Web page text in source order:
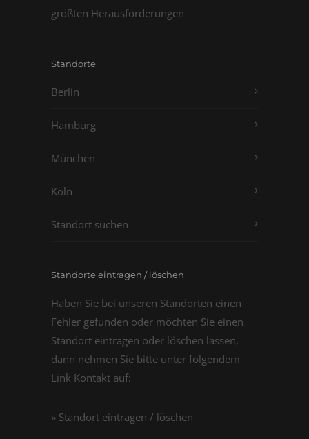
größten Herausforderungen
Standorte
Berlin
Hamburg
München
Köln
Standort suchen
Standorte eintragen / löschen
Haben Sie bei unseren Standorten einen
Fehler gefunden oder möchten Sie einen
Standort eintragen oder löschen lassen,
dann nehmen Sie bitte unter folgendem
Link Kontakt auf:
» Standort eintragen / löschen